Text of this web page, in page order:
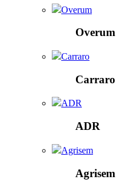
Overum
Overum
Carraro
Carraro
ADR
ADR
Agrisem
Agrisem